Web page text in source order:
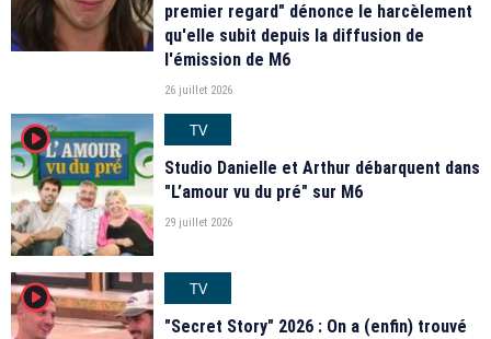
premier regard" dénonce le harcèlement
qu'elle subit depuis la diffusion de
l'émission de M6
26 juillet 2026
player2
TV
Studio Danielle et Arthur débarquent dans
"L’amour vu du pré" sur M6
29 juillet 2026
player2
TV
"Secret Story" 2026 : On a (enfin) trouvé